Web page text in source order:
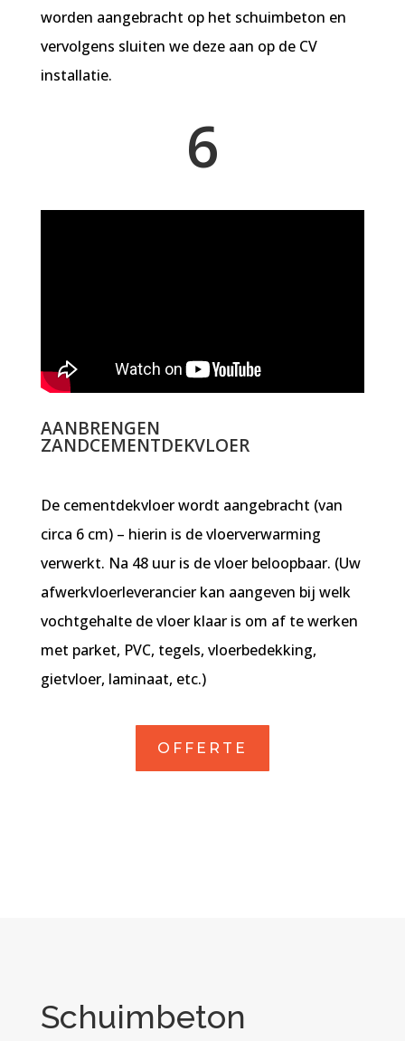
worden aangebracht op het schuimbeton en
vervolgens sluiten we deze aan op de CV
installatie.
6
AANBRENGEN
ZANDCEMENTDEKVLOER
De cementdekvloer wordt aangebracht (van
circa 6 cm) – hierin is de vloerverwarming
verwerkt. Na 48 uur is de vloer beloopbaar. (Uw
afwerkvloerleverancier kan aangeven bij welk
vochtgehalte de vloer klaar is om af te werken
met parket, PVC, tegels, vloerbedekking,
gietvloer, laminaat, etc.)
OFFERTE
Schuimbeton